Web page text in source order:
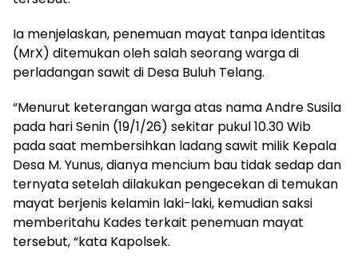
Ia menjelaskan, penemuan mayat tanpa identitas
(MrX) ditemukan oleh salah seorang warga di
perladangan sawit di Desa Buluh Telang.
“Menurut keterangan warga atas nama Andre Susila
pada hari Senin (19/1/26) sekitar pukul 10.30 Wib
pada saat membersihkan ladang sawit milik Kepala
Desa M. Yunus, dianya mencium bau tidak sedap dan
ternyata setelah dilakukan pengecekan di temukan
mayat berjenis kelamin laki-laki, kemudian saksi
memberitahu Kades terkait penemuan mayat
tersebut, “kata Kapolsek.